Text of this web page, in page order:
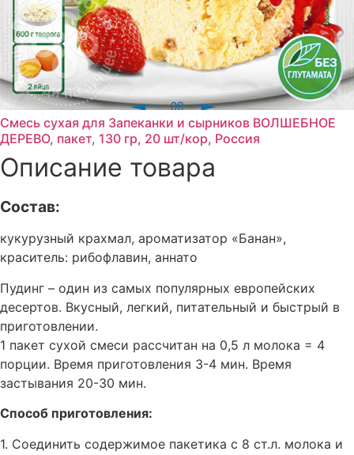
Смесь сухая для Запеканки и сырников ВОЛШЕБНОЕ
ДЕРЕВО, пакет, 130 гр, 20 шт/кор, Россия
Описание товара
Состав:
кукурузный крахмал, ароматизатор «Банан»,
краситель: рибофлавин, аннато
Пудинг – один из самых популярных европейских
десертов. Вкусный, легкий, питательный и быстрый в
приготовлении.
1 пакет сухой смеси рассчитан на 0,5 л молока = 4
порции. Время приготовления 3-4 мин. Время
застывания 20-30 мин.
Способ приготовления:
1. Соединить содержимое пакетика с 8 ст.л. молока и